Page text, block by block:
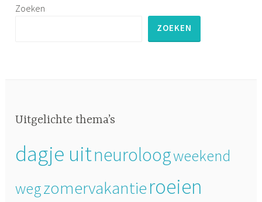
e
,
l
m
Zoeken
ZOEKEN
Uitgelichte thema’s
dagje uitneuroloogweekend
wegzomervakantieroeien